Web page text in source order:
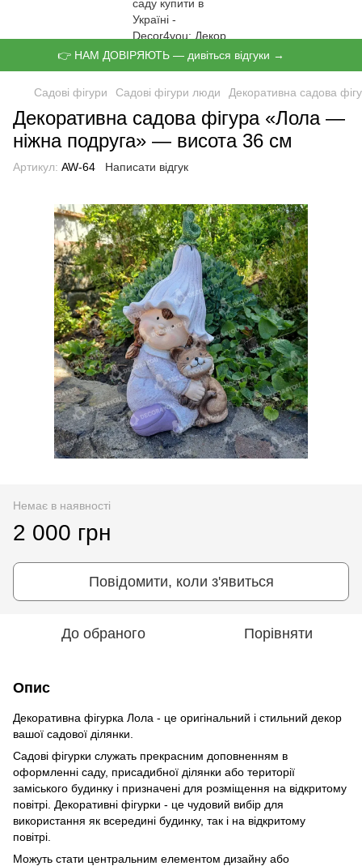
👉 НАМ ДОВІРЯЮТЬ — дивіться відгуки →
Садові фігури Садові фігури люди Декоративна садова
Декоративна садова фігура «Лола —
ніжна подруга» — висота 36 см
Артикул: AW-64 Написати відгук
Немає в наявності
2 000 грн
Повідомити, коли з'явиться
До обраного Порівняти
Опис
Декоративна фігурка Лола - це оригінальний і стильний декор
вашої садової ділянки.
Садові фігурки служать прекрасним доповненням в
оформленні саду, присадибної ділянки або території
заміського будинку і призначені для розміщення на відкритому
повітрі. Декоративні фігурки - це чудовий вибір для
використання як всередині будинку, так і на відкритому
повітрі.
Можуть стати центральним елементом дизайну або